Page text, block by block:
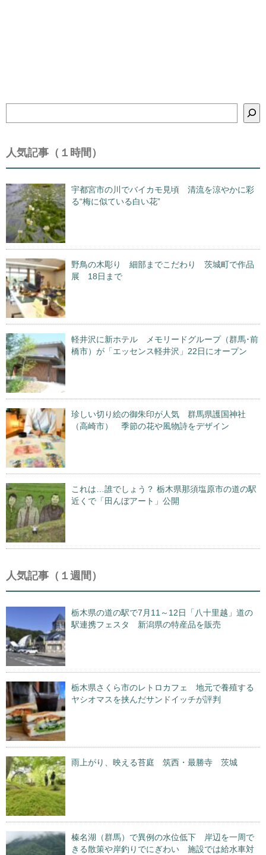
索
人気記事（１時間）
宇都宮市の川でバイカモ見頃 清流を涼やかに彩
る“梅に似ている白い花”
野鳥の木彫り 細部までこだわり 茨城町で作品
展 18日まで
軽井沢に新ホテル メモリードグループ（群馬･前
橋市）が「エッセンス軽井沢」22日にオープン
珍しい切り絵の御朱印が人気 群馬県護国神社
（高崎市） 季節の花や風物詩をデザイン
これは…誰でしょう？ 栃木県那須塩原市の道の駅
近くで「田んぼアート」公開
人気記事（１週間）
栃木県の道の駅で7月11～12日「八十里越」道の
駅連携フェスタ 新潟県の特産品を販売
栃木県さくら市のレトロカフェ 地元で養殖する
ヤシオマスを挟んだサンドイッチが評判
雨上がり、映える苔庭 筑西・最勝寺 茨城
榛名湖（群馬）で異例の水位低下 岸辺を一周で
きる散策や岸釣りでにぎわい 施設では給水車対